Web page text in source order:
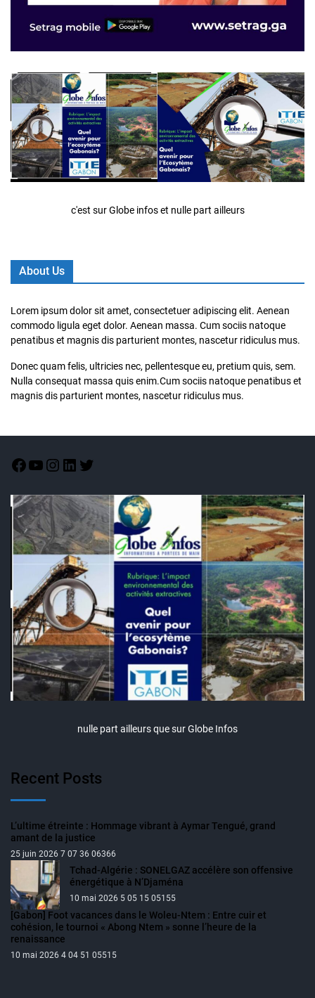
c'est sur Globe infos et nulle part ailleurs
About Us
Lorem ipsum dolor sit amet, consectetuer adipiscing elit. Aenean
commodo ligula eget dolor. Aenean massa. Cum sociis natoque
penatibus et magnis dis parturient montes, nascetur ridiculus mus.
Donec quam felis, ultricies nec, pellentesque eu, pretium quis, sem.
Nulla consequat massa quis enim.Cum sociis natoque penatibus et
magnis dis parturient montes, nascetur ridiculus mus.
nulle part ailleurs que sur Globe Infos
Recent Posts
L’ultime étreinte : Hommage vibrant à Aymar Tengué, grand
amant de la justice
25 juin 2026 7 07 36 06366
Tchad-Algérie : SONELGAZ accélère son offensive
énergétique à N’Djaména
10 mai 2026 5 05 15 05155
[Gabon] Foot vacances dans le Woleu-Ntem : Entre cuir et
cohésion, le tournoi « Abong Ntem » sonne l’heure de la
renaissance
10 mai 2026 4 04 51 05515